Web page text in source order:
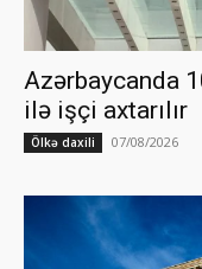
Azərbaycanda
ilə işçi axtarılır
Ölkə daxili 07/08/2026